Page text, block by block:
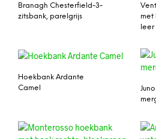
Branagh Chesterfield-3-
zitsbank, parelgrijs
met
leer
Hoekbank Ardante
Camel